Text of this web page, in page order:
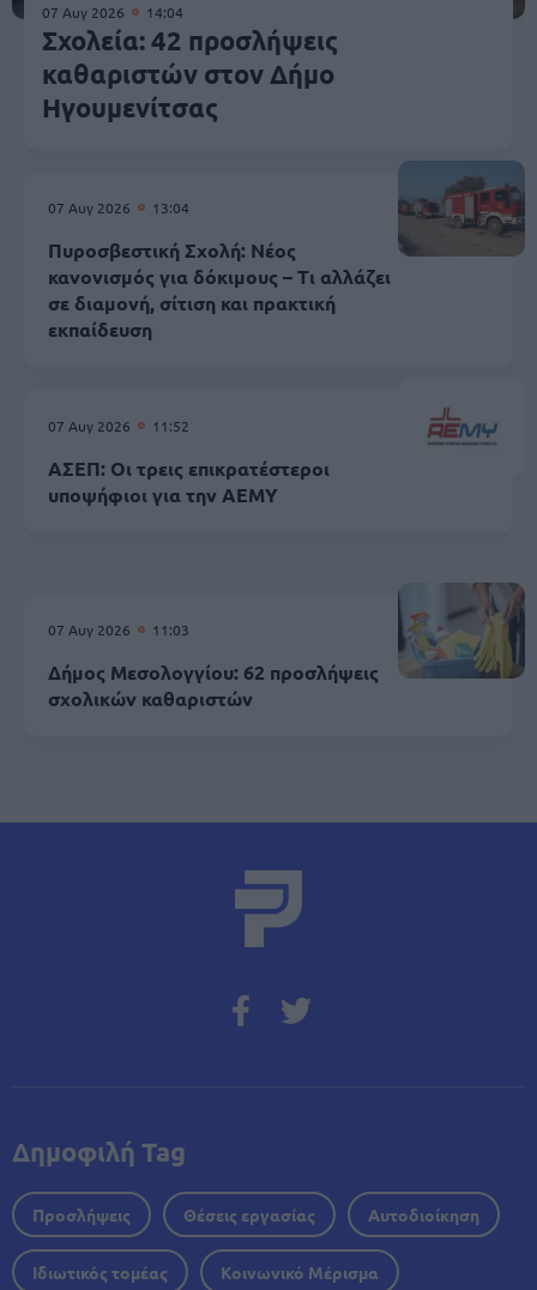
07 Αυγ 2026 14:04
Σχολεία: 42 προσλήψεις
καθαριστών στον Δήμο
Ηγουμενίτσας
07 Αυγ 2026 13:04
Πυροσβεστική Σχολή: Νέος
κανονισμός για δόκιμους – Τι αλλάζει
σε διαμονή, σίτιση και πρακτική
εκπαίδευση
07 Αυγ 2026 11:52
ΑΣΕΠ: Οι τρεις επικρατέστεροι
υποψήφιοι για την ΑΕΜΥ
07 Αυγ 2026 11:03
Δήμος Μεσολογγίου: 62 προσλήψεις
σχολικών καθαριστών
Δημοφιλή Tag
Προσλήψεις Θέσεις εργασίας Αυτοδιοίκηση
Ιδιωτικός τομέας Κοινωνικό Μέρισμα